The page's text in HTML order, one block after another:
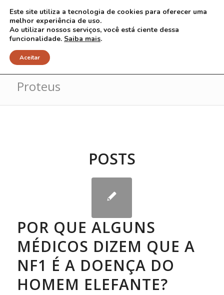
Arquivo para Tag: Síndrome de
Proteus
POSTS
POR QUE ALGUNS
MÉDICOS DIZEM QUE A
NF1 É A DOENÇA DO
HOMEM ELEFANTE?
Este site utiliza a tecnologia de cookies para oferecer uma
melhor experiência de uso.
Ao utilizar nossos serviços, você está ciente dessa
funcionalidade. Saiba mais.
Aceitar